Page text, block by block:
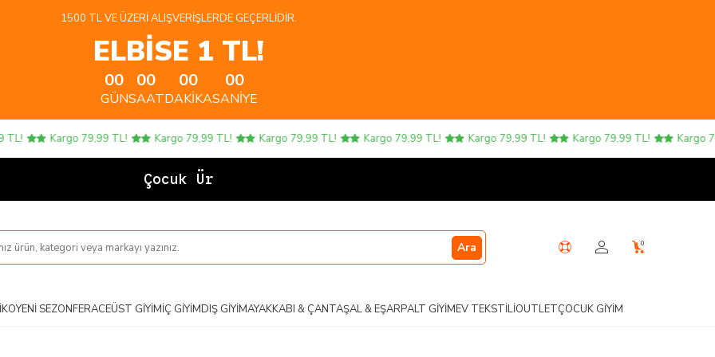
1500 TL VE ÜZERI ALIŞVERIŞLERDE GEÇERLIDIR.
ELBİSE 1 TL!
00
GÜN
00
SAAT
00
DAKIKA
00
SANIYE
Kargo 79,99 TL! Kargo 79,99 TL! Kargo 79,99 TL! Kargo 79,99 TL! Kargo 79,99 TL! Kargo 79,99 TL! Kargo
Çocuk Ürünler
Ara 0
YENI SEZONFERACEÜST GIYIMİÇ GIYIMDIŞ GIYIMAYAKKABI & ÇANTAŞAL & EŞARPALT GIYIMEV TEKSTILIOUTLETÇOCUK GIYIM